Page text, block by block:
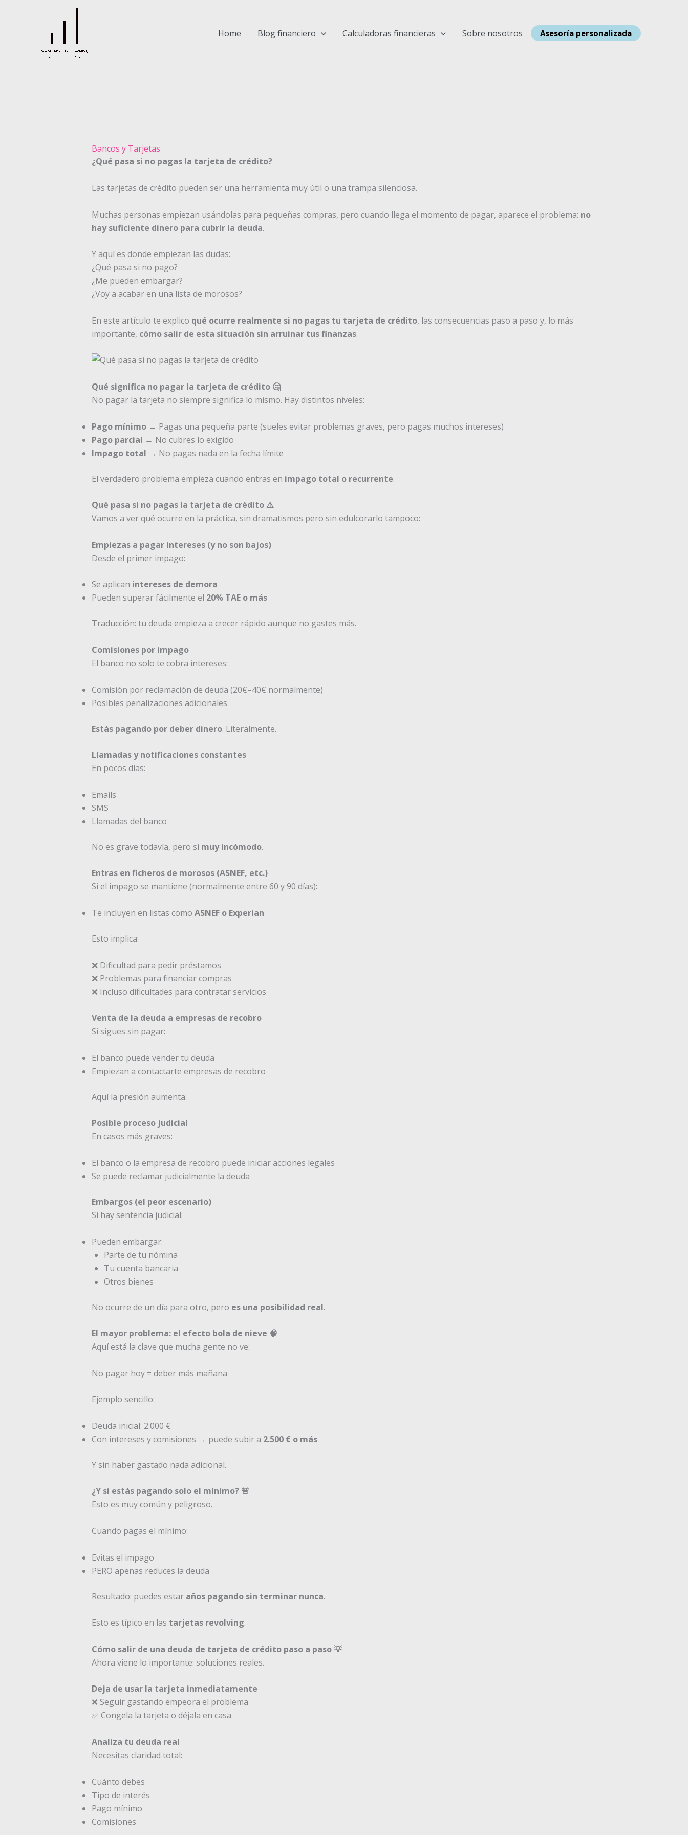
Home Blog financiero Calculadoras financieras Sobre nosotros Asesoría personalizada
Bancos y Tarjetas
¿Qué pasa si no pagas la tarjeta de crédito?
Las tarjetas de crédito pueden ser una herramienta muy útil o una trampa silenciosa.
Muchas personas empiezan usándolas para pequeñas compras, pero cuando llega el momento de pagar, aparece el problema: no
hay suficiente dinero para cubrir la deuda.
Y aquí es donde empiezan las dudas:
¿Qué pasa si no pago?
¿Me pueden embargar?
¿Voy a acabar en una lista de morosos?
En este artículo te explico qué ocurre realmente si no pagas tu tarjeta de crédito, las consecuencias paso a paso y, lo más
importante, cómo salir de esta situación sin arruinar tus finanzas.
Qué significa no pagar la tarjeta de crédito 🤔
No pagar la tarjeta no siempre significa lo mismo. Hay distintos niveles:
Pago mínimo→ Pagas una pequeña parte (sueles evitar problemas graves, pero pagas muchos intereses)
Pago parcial → No cubres lo exigido
Impago total → No pagas nada en la fecha límite
El verdadero problema empieza cuando entras en impago total o recurrente.
Qué pasa si no pagas la tarjeta de crédito ⚠️
Vamos a ver qué ocurre en la práctica, sin dramatismos pero sin edulcorarlo tampoco:
Empiezas a pagar intereses (y no son bajos)
Desde el primer impago:
Se aplican intereses de demora
Pueden superar fácilmente el 20% TAE o más
Traducción: tu deuda empieza a crecer rápido aunque no gastes más.
Comisiones por impago
El banco no solo te cobra intereses:
Comisión por reclamación de deuda (20€–40€ normalmente)
Posibles penalizaciones adicionales
Estás pagando por deber dinero. Literalmente.
Llamadas y notificaciones constantes
En pocos días:
Emails
SMS
Llamadas del banco
No es grave todavía, pero símuy incómodo.
Entras en ficheros de morosos (ASNEF, etc.)
Si el impago se mantiene (normalmente entre 60 y 90 días):
Te incluyen en listas como ASNEF o Experian
Esto implica:
❌ Dificultad para pedir préstamos
❌ Problemas para financiar compras
❌ Incluso dificultades para contratar servicios
Venta de la deuda a empresas de recobro
Si sigues sin pagar:
El banco puede vender tu deuda
Empiezan a contactarte empresas de recobro
Aquí la presión aumenta.
Posible proceso judicial
En casos más graves:
El banco o la empresa de recobro puede iniciar acciones legales
Se puede reclamar judicialmente la deuda
Embargos (el peor escenario)
Si hay sentencia judicial:
Pueden embargar:
Parte de tu nómina
Tu cuenta bancaria
Otros bienes
No ocurre de un día para otro, pero es una posibilidad real.
El mayor problema: el efecto bola de nieve 🧠
Aquí está la clave que mucha gente no ve:
No pagar hoy = deber más mañana
Ejemplo sencillo:
Deuda inicial: 2.000 €
Con intereses y comisiones → puede subir a 2.500 € o más
Y sin haber gastado nada adicional.
¿Y si estás pagando solo el mínimo? 🚨
Esto es muy común y peligroso.
Cuando pagas el mínimo:
Evitas el impago
PERO apenas reduces la deuda
Resultado: puedes estar años pagando sin terminar nunca.
Esto es típico en las tarjetas revolving.
Cómo salir de una deuda de tarjeta de crédito paso a paso 💡
Ahora viene lo importante: soluciones reales.
Deja de usar la tarjeta inmediatamente
❌ Seguir gastando empeora el problema
✅ Congela la tarjeta o déjala en casa
Analiza tu deuda real
Necesitas claridad total:
Cuánto debes
Tipo de interés
Pago mínimo
Comisiones